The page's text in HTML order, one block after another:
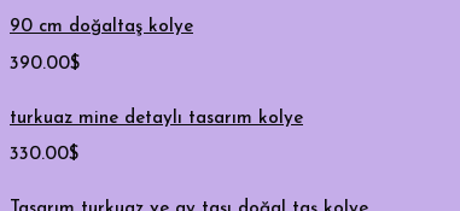
90 cm doğaltaş kolye
390.00$
turkuaz mine detaylı tasarım kolye
330.00$